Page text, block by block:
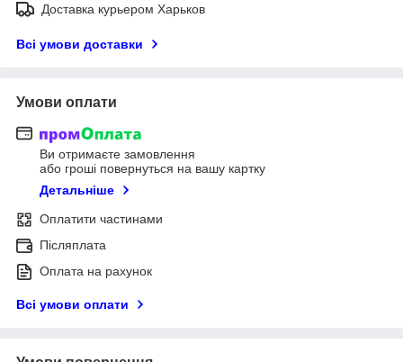
Доставка курьером Харьков
Всі умови доставки
Умови оплати
Ви отримаєте замовлення
або гроші повернуться на вашу картку
Детальніше
Оплатити частинами
Післяплата
Оплата на рахунок
Всі умови оплати